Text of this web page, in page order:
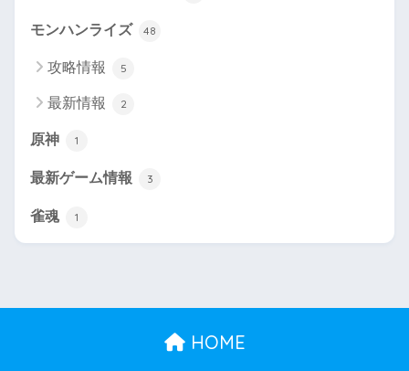
モンハンライズ 48
攻略情報 5
最新情報 2
原神 1
最新ゲーム情報 3
雀魂 1
HOME